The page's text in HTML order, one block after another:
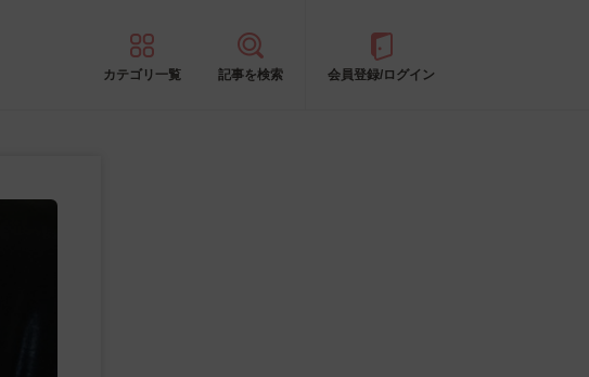
カテゴリ一覧 記事を検索 会員登録/ログイン